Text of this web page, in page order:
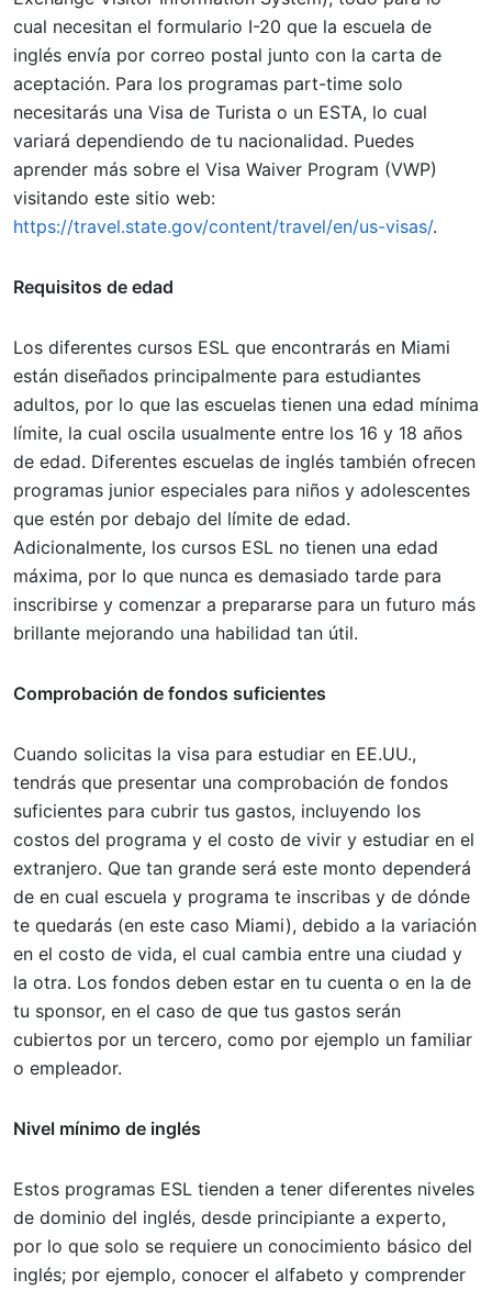
cual necesitan el formulario I-20 que la escuela de
inglés envía por correo postal junto con la carta de
aceptación. Para los programas part-time solo
necesitarás una Visa de Turista o un ESTA, lo cual
variará dependiendo de tu nacionalidad. Puedes
aprender más sobre el Visa Waiver Program (VWP)
visitando este sitio web:
https://travel.state.gov/content/travel/en/us-visas/.
Requisitos de edad
Los diferentes cursos ESL que encontrarás en Miami
están diseñados principalmente para estudiantes
adultos, por lo que las escuelas tienen una edad mínima
límite, la cual oscila usualmente entre los 16 y 18 años
de edad. Diferentes escuelas de inglés también ofrecen
programas junior especiales para niños y adolescentes
que estén por debajo del límite de edad.
Adicionalmente, los cursos ESL no tienen una edad
máxima, por lo que nunca es demasiado tarde para
inscribirse y comenzar a prepararse para un futuro más
brillante mejorando una habilidad tan útil.
Comprobación de fondos suficientes
Cuando solicitas la visa para estudiar en EE.UU.,
tendrás que presentar una comprobación de fondos
suficientes para cubrir tus gastos, incluyendo los
costos del programa y el costo de vivir y estudiar en el
extranjero. Que tan grande será este monto dependerá
de en cual escuela y programa te inscribas y de dónde
te quedarás (en este caso Miami), debido a la variación
en el costo de vida, el cual cambia entre una ciudad y
la otra. Los fondos deben estar en tu cuenta o en la de
tu sponsor, en el caso de que tus gastos serán
cubiertos por un tercero, como por ejemplo un familiar
o empleador.
Nivel mínimo de inglés
Estos programas ESL tienden a tener diferentes niveles
de dominio del inglés, desde principiante a experto,
por lo que solo se requiere un conocimiento básico del
inglés; por ejemplo, conocer el alfabeto y comprender